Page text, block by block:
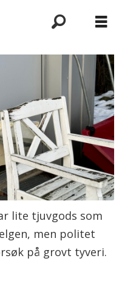
lite tjuvgods som
men politet
på grovt tyveri.